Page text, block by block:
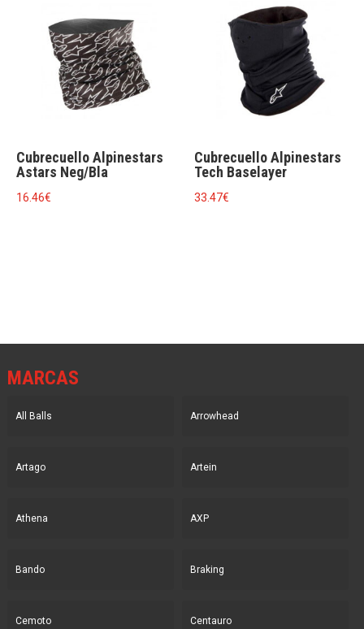
Cubrecuello Alpinestars
Astars Neg/Bla
16.46€
Cubrecuello Alpinestars
Tech Baselayer
33.47€
MARCAS
All Balls Arrowhead
Artago Artein
Athena AXP
Bando Braking
Cemoto Centauro